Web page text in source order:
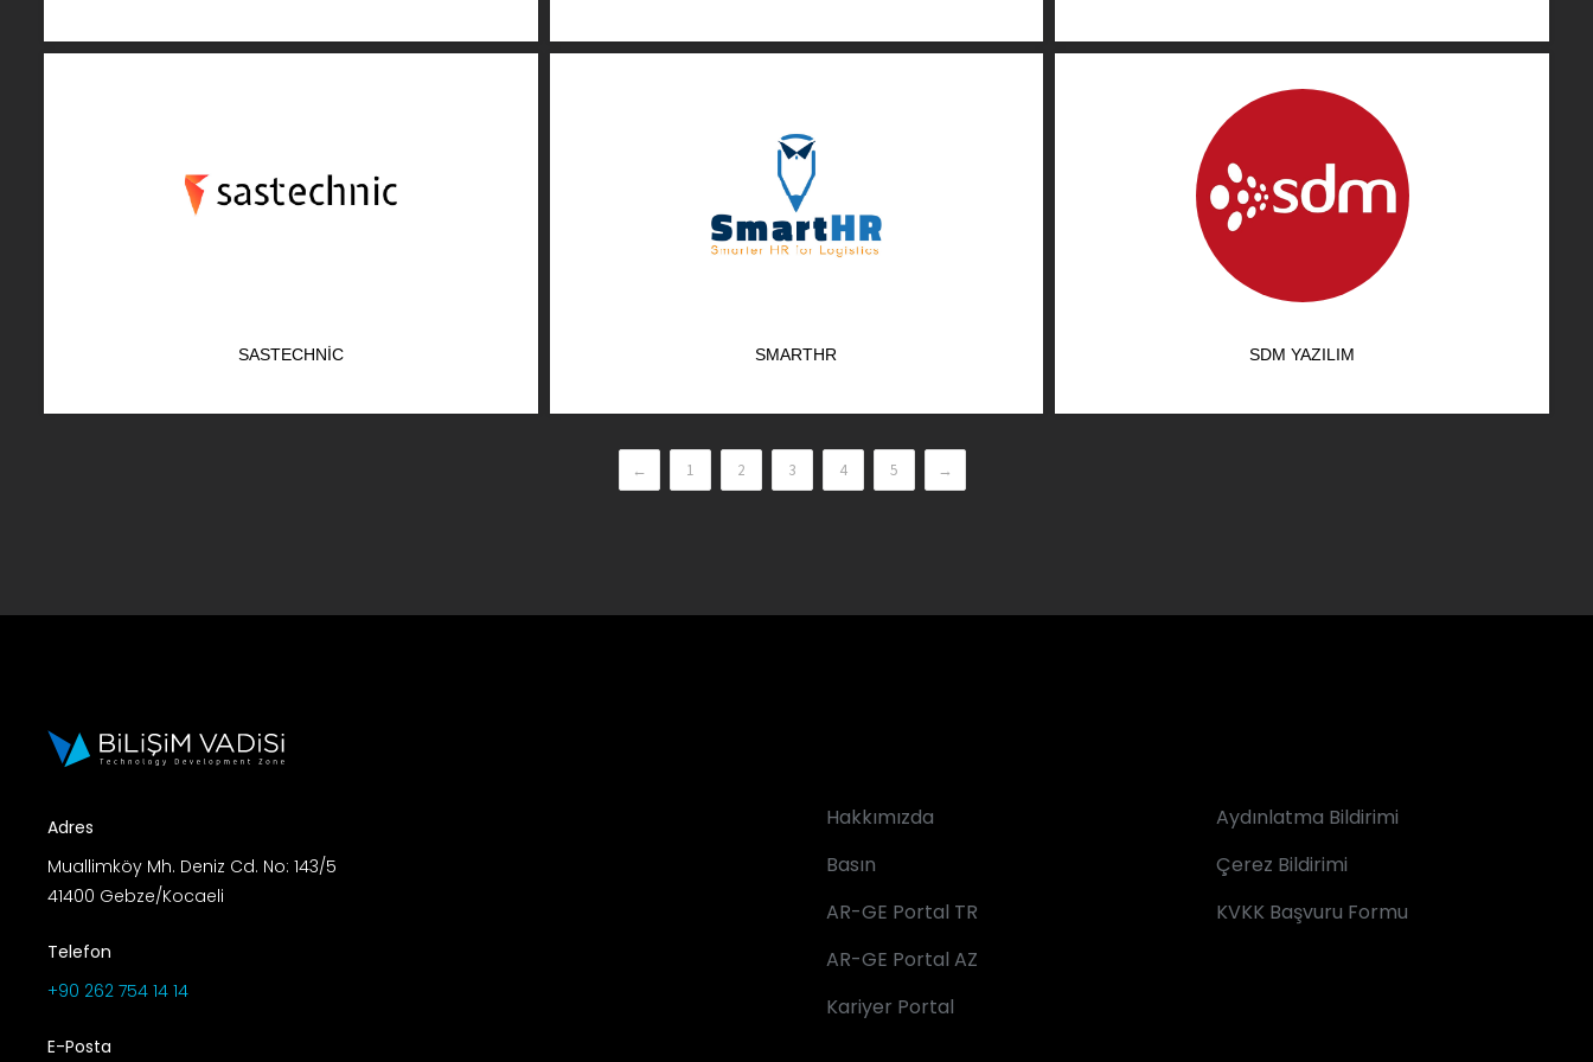
SASTECHNIC SMARTHR SDM YAZILIM
← 1 2 3 4 5 →
Adres
Muallimköy Mh. Deniz Cd. No: 143/5
41400 Gebze/Kocaeli
Telefon
+90 262 754 14 14
E-Posta
Hakkımızda
Basın
AR-GE Portal TR
AR-GE Portal AZ
Kariyer Portal
Aydınlatma Bildirimi
Çerez Bildirimi
KVKK Başvuru Formu